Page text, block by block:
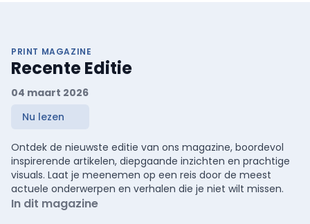
PRINT MAGAZINE
Recente Editie
04 maart 2026
Nu lezen
Ontdek de nieuwste editie van ons magazine, boordevol
inspirerende artikelen, diepgaande inzichten en prachtige
visuals. Laat je meenemen op een reis door de meest
actuele onderwerpen en verhalen die je niet wilt missen.
In dit magazine